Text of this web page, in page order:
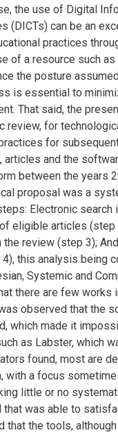
the use of Digital
(DICTs) can be an
practices
of a resource such
the posture
is essential to
That said, the
review, for
for
articles and the
between the years
proposal was a
Electronic search
eligible articles (step
review (step 3);
this analysis being
Systemic and
there are few works
observed that the
which made it
as Labster, which
found, most are
with a focus
little or no
was able to
that the tools,